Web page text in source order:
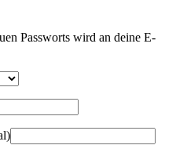
Passworts wird an deine E-